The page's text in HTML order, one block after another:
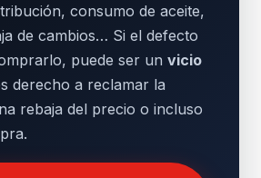
consumo de aceite,
de cambios… Si el defecto
puede ser un vicio
derecho a reclamar la
rebaja del precio o incluso